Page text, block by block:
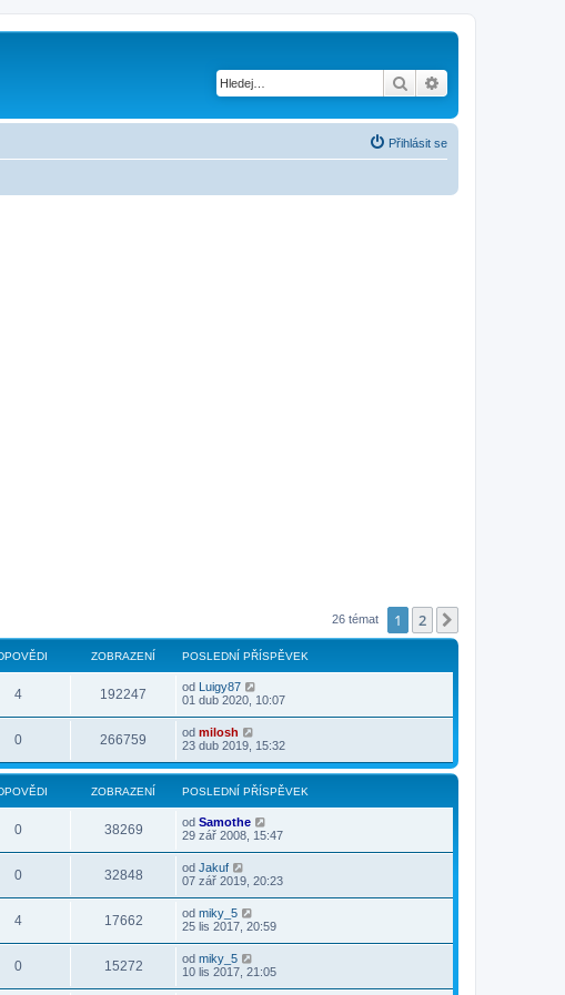
Hledat
Přihlásit se
26 témat 1 2
ZOBRAZENÍ POSLEDNÍ PŘÍSPĚVEK
4 192247 od Luigy87
01 dub 2020, 10:07
0 266759 od milosh
23 dub 2019, 15:32
ZOBRAZENÍ POSLEDNÍ PŘÍSPĚVEK
0 38269 od Samothe
29 zář 2008, 15:47
0 32848 od Jakuf
07 zář 2019, 20:23
4 17662 od miky_5
25 lis 2017, 20:59
0 15272 od miky_5
10 lis 2017, 21:05